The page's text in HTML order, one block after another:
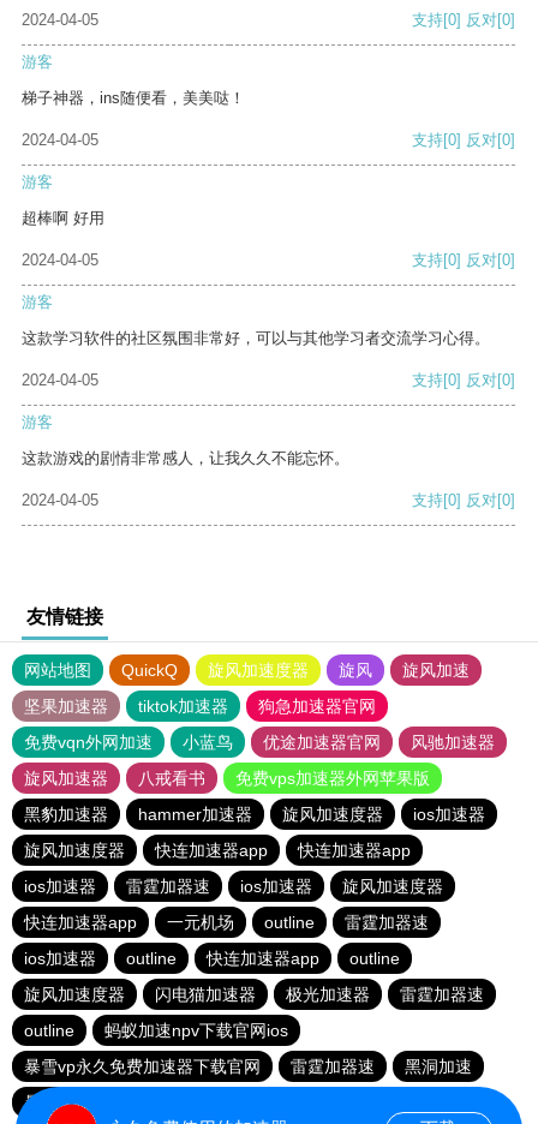
2024-04-05 支持[0] 反对[0]
游客
梯子神器，ins随便看，美美哒！
2024-04-05 支持[0] 反对[0]
游客
超棒啊 好用
2024-04-05 支持[0] 反对[0]
游客
这款学习软件的社区氛围非常好，可以与其他学习者交流学习心得。
2024-04-05 支持[0] 反对[0]
游客
这款游戏的剧情非常感人，让我久久不能忘怀。
2024-04-05 支持[0] 反对[0]
友情链接
网站地图 QuickQ 旋风加速度器 旋风
旋风加速
坚果加速器
tiktok加速器
狗急加速器官网
免费vqn外网加速
小蓝鸟 优途加速器官网
风驰加速器
旋风加速器
八戒看书
免费vps加速器外网苹果版
黑豹加速器
hammer加速器 旋风加速度器
ios加速器
旋风加速度器
快连加速器app
快连加速器app
ios加速器
雷霆加器速 ios加速器
旋风加速度器
快连加速器app
一元机场 outline
雷霆加器速
ios加速器
outline 快连加速器app
outline
旋风加速度器
闪电猫加速器 极光加速器
雷霆加器速
outline
蚂蚁加速npv下载官网ios
暴雪vp永久免费加速器下载官网
雷霆加器速
黑洞加速
暴雪vp永久免费加速器下载官网